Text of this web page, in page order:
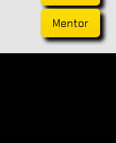
Mentor